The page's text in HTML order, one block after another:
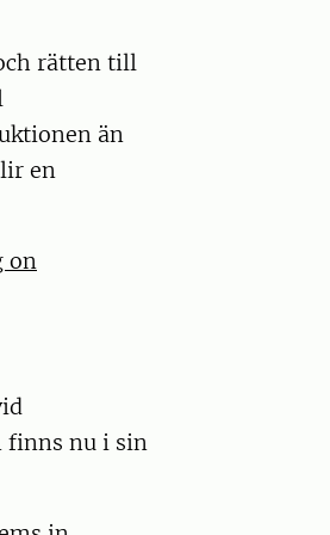
rätten till
än
en
on
finns nu i sin